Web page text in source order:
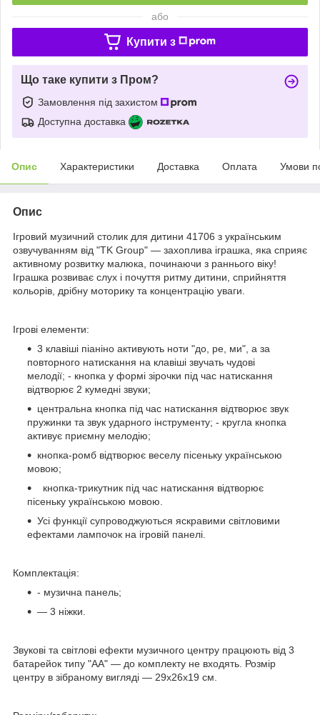
або
Купити з
Що таке купити з Пром?
Замовлення під захистом
Доступна доставка
Опис Характеристики Доставка Оплата Умови
Опис
Ігровий музичний столик для дитини 41706 з українським
озвучуванням від "TK Group" — захоплива іграшка, яка сприяє
активному розвитку малюка, починаючи з раннього віку!
Іграшка розвиває слух і почуття ритму дитини, сприйняття
кольорів, дрібну моторику та концентрацію уваги.
Ігрові елементи:
3 клавіші піаніно активують ноти "до, ре, ми", а за
повторного натискання на клавіші звучать чудові
мелодії; - кнопка у формі зірочки під час натискання
відтворює 2 кумедні звуки;
центральна кнопка під час натискання відтворює звук
пружинки та звук ударного інструменту; - кругла кнопка
активує приємну мелодію;
кнопка-ромб відтворює веселу пісеньку українською
мовою;
кнопка-трикутник під час натискання відтворює
пісеньку українською мовою.
Усі функції супроводжуються яскравими світловими
ефектами лампочок на ігровій панелі.
Комплектація:
- музична панель;
— 3 ніжки.
Звукові та світлові ефекти музичного центру працюють від 3
батарейок типу "АА" — до комплекту не входять. Розмір
центру в зібраному вигляді — 29х26х19 см.